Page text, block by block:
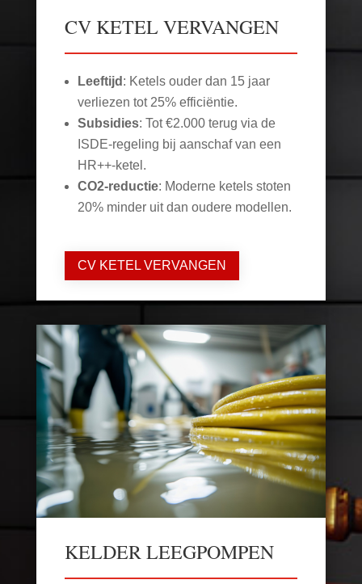
CV KETEL VERVANGEN
Leeftijd : Ketels ouder dan 15 jaar
verliezen tot 25% efficiëntie.
Subsidies: Tot €2.000 terug via de
ISDE-regeling bij aanschaf van een
HR++-ketel.
CO2-reductie: Moderne ketels stoten
20% minder uit dan oudere modellen.
CV KETEL VERVANGEN
KELDER LEEGPOMPEN